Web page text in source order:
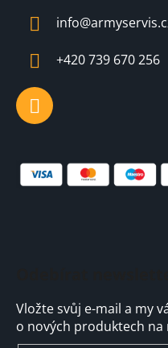
info@
+420 739 670 256
Vložte svůj e-mail a my
o nových produktech na